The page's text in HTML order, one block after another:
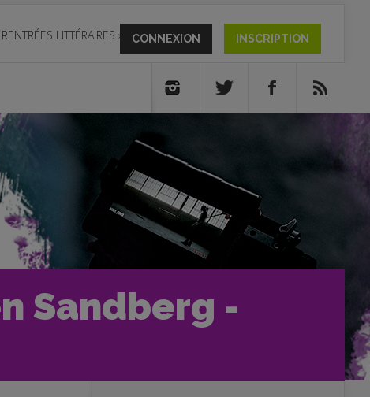
LITTÉRAIRES » CONNEXION INSCRIPTION
Sandberg -